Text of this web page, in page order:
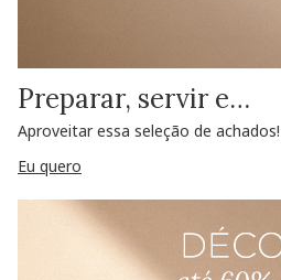
Preparar, servir e…
Aproveitar essa seleção de achados!
Eu quero